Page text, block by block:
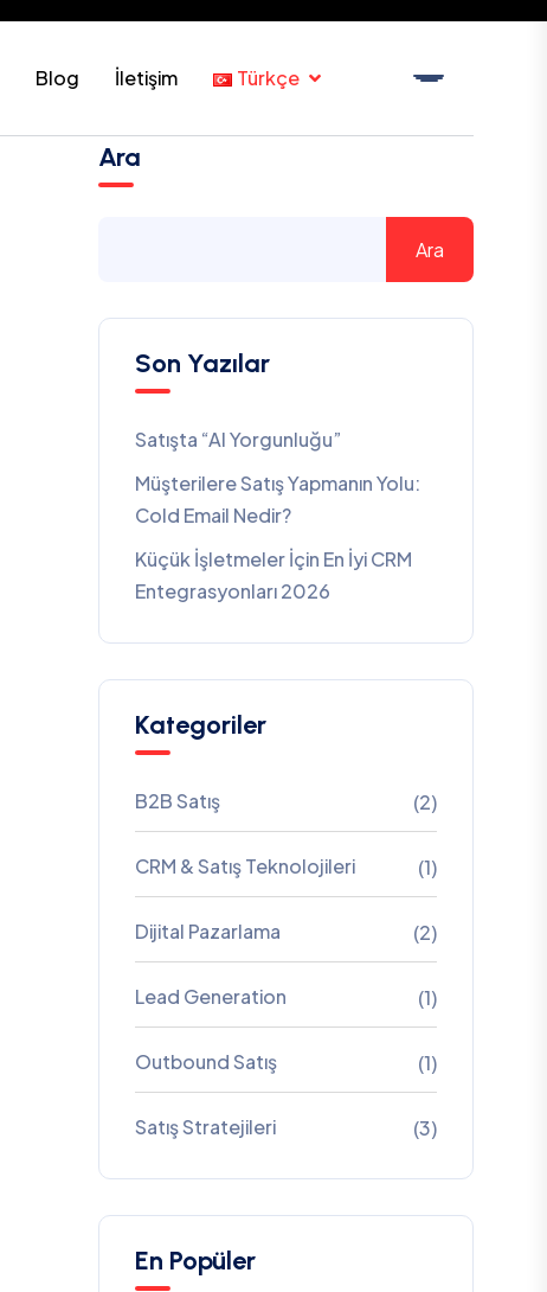
Blog İletişim Türkçe
Ara
Ara
Son Yazılar
Satışta “AI Yorgunluğu”
Müşterilere Satış Yapmanın Yolu:
Cold Email Nedir?
Küçük İşletmeler İçin En İyi CRM
Entegrasyonları 2026
Kategoriler
B2B Satış (2)
CRM & Satış Teknolojileri (1)
Dijital Pazarlama (2)
Lead Generation (1)
Outbound Satış (1)
Satış Stratejileri (3)
En Popüler